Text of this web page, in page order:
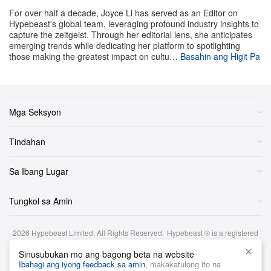
Bagama’t iniwan na ng mag-asawang Beckham ang
partikular na downtown address na ito, nananatiling
malaki ang presensya nila sa South Florida.
Kamakailan, binili ng pamilya ang isang malawak na
ng paglipat mula sa high-rise living tungo sa mas
For over half a decade, Joyce Li has served as an Editor on
Hypebeast's global team, leveraging profound industry insights to
capture the zeitgeist. Through her editorial lens, she anticipates
emerging trends while dedicating her platform to spotlighting
those making the greatest impact on cultu… Basahin ang Higit Pa
Mga Seksyon
Tindahan
Sa Ibang Lugar
Tungkol sa Amin
2026 Hypebeast Limited. All Rights Reserved. Hypebeast ® is a registered
Mga Tuntunin at Kundisyon | Patakaran sa Privacy | Patakaran sa Cookie
Disclaimer sa Pamumuhunan
Sinusubukan mo ang bagong beta na website
Ibahagi ang iyong feedback sa amin, makakatulong ito na